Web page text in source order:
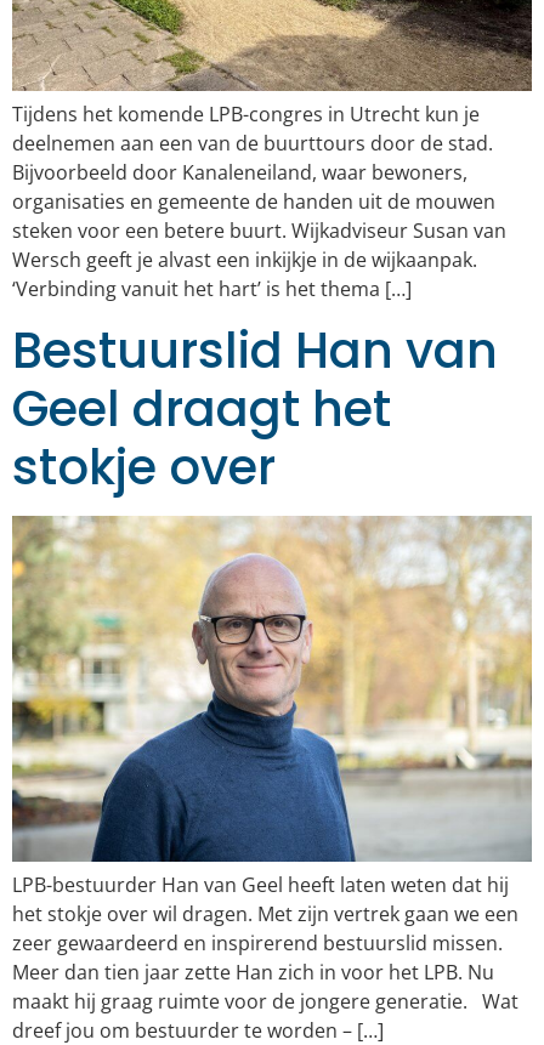
Tijdens het komende LPB-congres in Utrecht kun je
deelnemen aan een van de buurttours door de stad.
Bijvoorbeeld door Kanaleneiland, waar bewoners,
organisaties en gemeente de handen uit de mouwen
steken voor een betere buurt. Wijkadviseur Susan van
Wersch geeft je alvast een inkijkje in de wijkaanpak.
‘Verbinding vanuit het hart’ is het thema […]
Bestuurslid Han van
Geel draagt het
stokje over
LPB-bestuurder Han van Geel heeft laten weten dat hij
het stokje over wil dragen. Met zijn vertrek gaan we een
zeer gewaardeerd en inspirerend bestuurslid missen.
Meer dan tien jaar zette Han zich in voor het LPB. Nu
maakt hij graag ruimte voor de jongere generatie. Wat
dreef jou om bestuurder te worden – […]